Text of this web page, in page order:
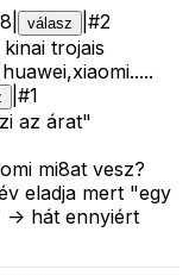
válasz #2
trojais
#1
az árat"
mi8at vesz?
eladja mert "egy
> hát ennyiért